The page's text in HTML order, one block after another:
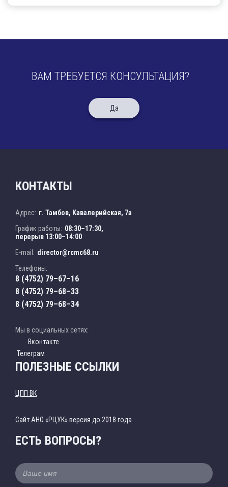
ВАМ ТРЕБУЕТСЯ КОНСУЛЬТАЦИЯ?
Да
КОНТАКТЫ
Адрес: г. Тамбов, Кавалерийская, 7а
График работы: 08:30–17:30,
перерыв 13:00–14:00
E-mail: director@rcmc68.ru
Телефоны:
8 (4752) 79–67–16
8 (4752) 79–68–33
8 (4752) 79–68–34
Мы в социальных сетях:
Вконтакте
Телеграм
ПОЛЕЗНЫЕ ССЫЛКИ
ЦПП ВК
Cайт АНО «РЦУК» версия до 2018 года
ЕСТЬ ВОПРОСЫ?